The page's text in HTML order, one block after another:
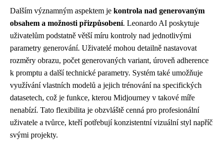
Dalším významným aspektem je kontrola nad generovaným
obsahem a možnosti přizpůsobení. Leonardo AI poskytuje
uživatelům podstatně větší míru kontroly nad jednotlivými
parametry generování. Uživatelé mohou detailně nastavovat
rozměry obrazu, počet generovaných variant, úroveň adherence
k promptu a další technické parametry. Systém také umožňuje
využívání vlastních modelů a jejich trénování na specifických
datasetech, což je funkce, kterou Midjourney v takové míře
nenabízí. Tato flexibilita je obzvláště cenná pro profesionální
uživatele a tvůrce, kteří potřebují konzistentní vizuální styl napříč
svými projekty.